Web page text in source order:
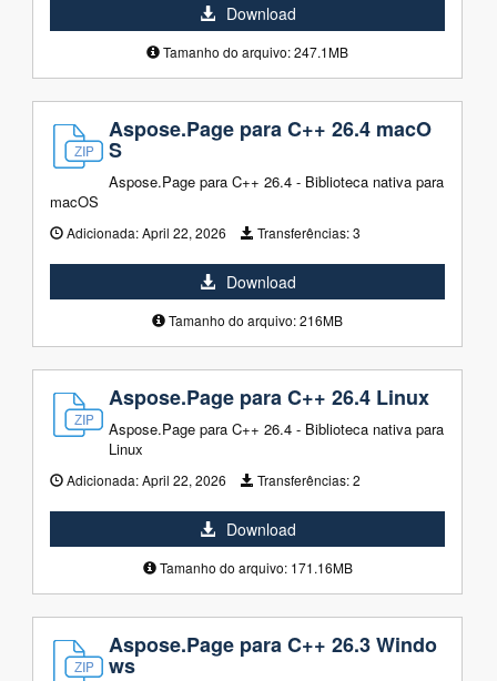
Download
Tamanho do arquivo: 247.1MB
Aspose.Page para C++ 26.4 macO
S
Aspose.Page para C++ 26.4 - Biblioteca nativa para
macOS
Adicionada:April 22, 2026 Transferências:3
Download
Tamanho do arquivo: 216MB
Aspose.Page para C++ 26.4 Linux
Aspose.Page para C++ 26.4 - Biblioteca nativa para
Linux
Adicionada:April 22, 2026 Transferências:2
Download
Tamanho do arquivo: 171.16MB
Aspose.Page para C++ 26.3 Windo
ws